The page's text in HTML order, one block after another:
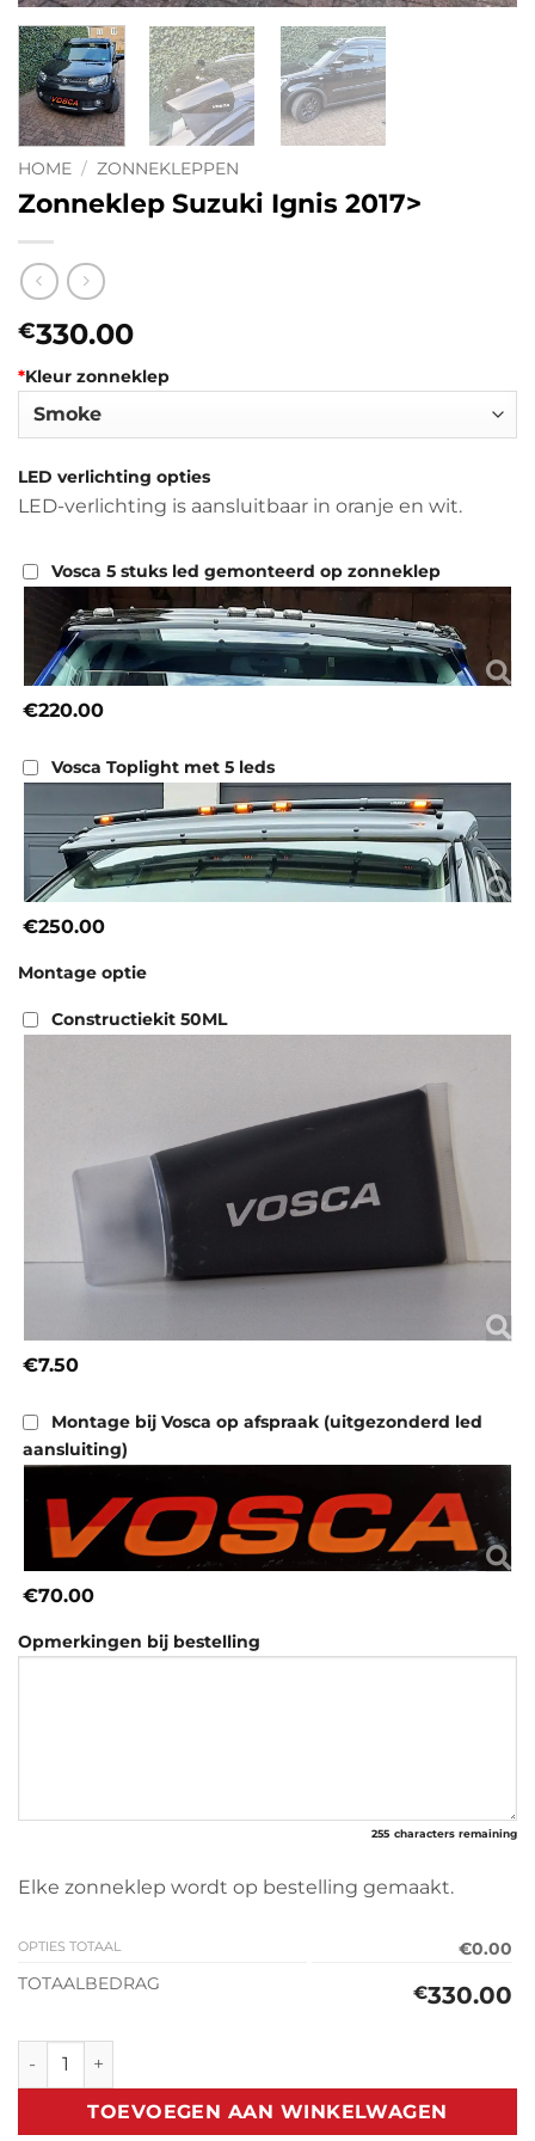
HOME / ZONNEKLEPPEN
Zonneklep Suzuki Ignis 2017>
€330.00
*Kleur zonneklep
LED verlichting opties
LED-verlichting is aansluitbaar in oranje en wit.
Vosca 5 stuks led gemonteerd op zonneklep
€220.00
Vosca Toplight met 5 leds
€250.00
Montage optie
Constructiekit 50ML
€7.50
Montage bij Vosca op afspraak (uitgezonderd led
aansluiting)
€70.00
Opmerkingen bij bestelling
255 characters remaining
Elke zonneklep wordt op bestelling gemaakt.
OPTIES TOTAAL
€0.00
TOTAALBEDRAG
€330.00
Zonneklep Suzuki Ignis 2017> aantal
TOEVOEGEN AAN WINKELWAGEN